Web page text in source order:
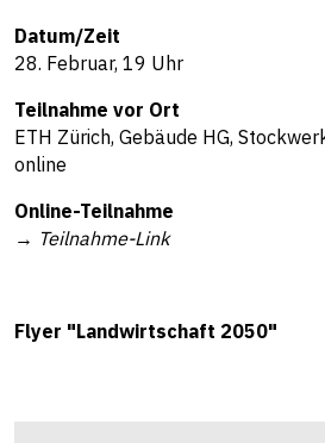
Datum/Zeit
28. Februar, 19 Uhr
Teilnahme vor Ort
ETH Zürich, Gebäude HG,
online
Online-Teilnahme
→ Teilnahme-Link
Flyer "Landwirtschaft 2050"